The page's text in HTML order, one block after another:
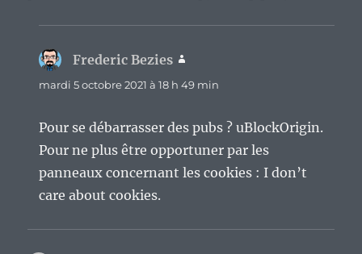
Frederic Bezies
mardi 5 octobre 2021 à 18 h 49 min
Pour se débarrasser des pubs ? uBlockOrigin.
Pour ne plus être opportuner par les
panneaux concernant les cookies : I don’t
care about cookies.